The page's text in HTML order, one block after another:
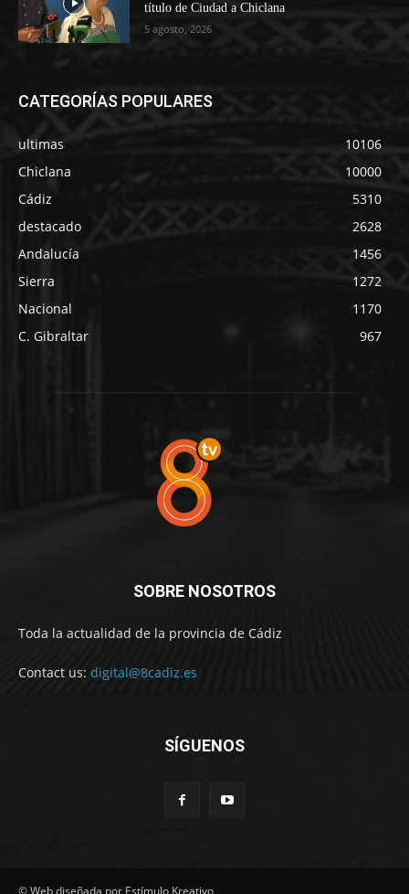
título de Ciudad a Chiclana
5 agosto, 2026
CATEGORÍAS POPULARES
ultimas
10106
Chiclana
10000
Cádiz
5310
destacado
2628
Andalucía
1456
Sierra
1272
Nacional
1170
C. Gibraltar
967
SOBRE NOSOTROS
Toda la actualidad de la provincia de Cádiz
Contact us: digital@8cadiz.es
SÍGUENOS
© Web diseñada por Estímulo Kreativo